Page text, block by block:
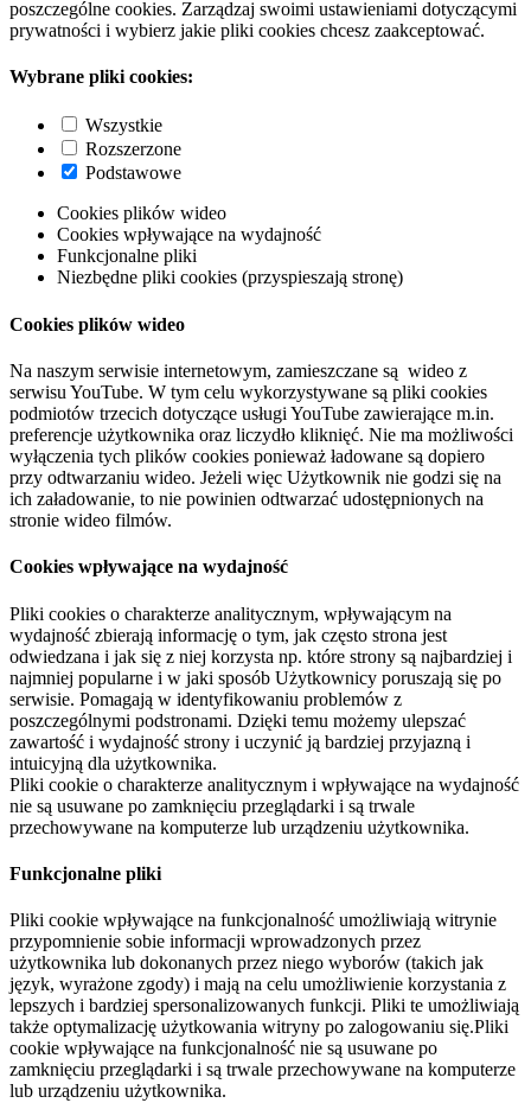
poszczególne cookies. Zarządzaj swoimi ustawieniami dotyczącymi
prywatności i wybierz jakie pliki cookies chcesz zaakceptować.
Wybrane pliki cookies:
Wszystkie
Rozszerzone
Podstawowe
Cookies plików wideo
Cookies wpływające na wydajność
Funkcjonalne pliki
Niezbędne pliki cookies (przyspieszają stronę)
Cookies plików wideo
Na naszym serwisie internetowym, zamieszczane są wideo z
serwisu YouTube. W tym celu wykorzystywane są pliki cookies
podmiotów trzecich dotyczące usługi YouTube zawierające m.in.
preferencje użytkownika oraz liczydło kliknięć. Nie ma możliwości
wyłączenia tych plików cookies ponieważ ładowane są dopiero
przy odtwarzaniu wideo. Jeżeli więc Użytkownik nie godzi się na
ich załadowanie, to nie powinien odtwarzać udostępnionych na
stronie wideo filmów.
Cookies wpływające na wydajność
Pliki cookies o charakterze analitycznym, wpływającym na
wydajność zbierają informację o tym, jak często strona jest
odwiedzana i jak się z niej korzysta np. które strony są najbardziej i
najmniej popularne i w jaki sposób Użytkownicy poruszają się po
serwisie. Pomagają w identyfikowaniu problemów z
poszczególnymi podstronami. Dzięki temu możemy ulepszać
zawartość i wydajność strony i uczynić ją bardziej przyjazną i
intuicyjną dla użytkownika.
Pliki cookie o charakterze analitycznym i wpływające na wydajność
nie są usuwane po zamknięciu przeglądarki i są trwale
przechowywane na komputerze lub urządzeniu użytkownika.
Funkcjonalne pliki
Pliki cookie wpływające na funkcjonalność umożliwiają witrynie
przypomnienie sobie informacji wprowadzonych przez
użytkownika lub dokonanych przez niego wyborów (takich jak
język, wyrażone zgody) i mają na celu umożliwienie korzystania z
lepszych i bardziej spersonalizowanych funkcji. Pliki te umożliwiają
także optymalizację użytkowania witryny po zalogowaniu się.Pliki
cookie wpływające na funkcjonalność nie są usuwane po
zamknięciu przeglądarki i są trwale przechowywane na komputerze
lub urządzeniu użytkownika.